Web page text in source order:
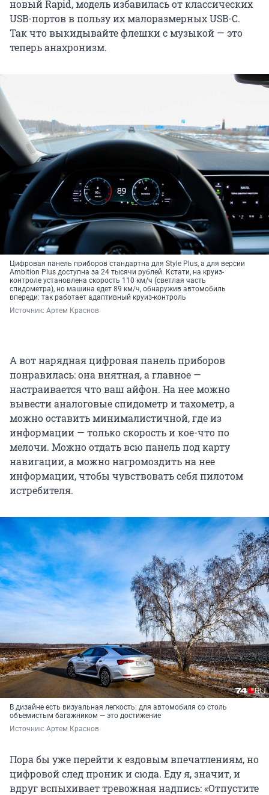
новый Rapid, модель избавилась от классических
USB-портов в пользу их малоразмерных USB-C.
Так что выкидывайте флешки с музыкой — это
теперь анахронизм.
Цифровая панель приборов стандартна для Style Plus, а для версии
Ambition Plus доступна за 24 тысячи рублей. Кстати, на круиз-
контроле установлена скорость 110 км/ч (светлая часть
спидометра), но машина едет 89 км/ч, обнаружив автомобиль
впереди: так работает адаптивный круиз-контроль
Источник: Артем Краснов
А вот нарядная цифровая панель приборов
понравилась: она внятная, а главное —
настраивается что ваш айфон. На нее можно
вывести аналоговые спидометр и тахометр, а
можно оставить минималистичной, где из
информации — только скорость и кое-что по
мелочи. Можно отдать всю панель под карту
навигации, а можно нагромоздить на нее
информации, чтобы чувствовать себя пилотом
истребителя.
В дизайне есть визуальная легкость: для автомобиля со столь
объемистым багажником — это достижение
Источник: Артем Краснов
Пора бы уже перейти к ездовым впечатлениям, но
цифровой след проник и сюда. Еду я, значит, и
вдруг вспыхивает тревожная надпись: «Отпустите